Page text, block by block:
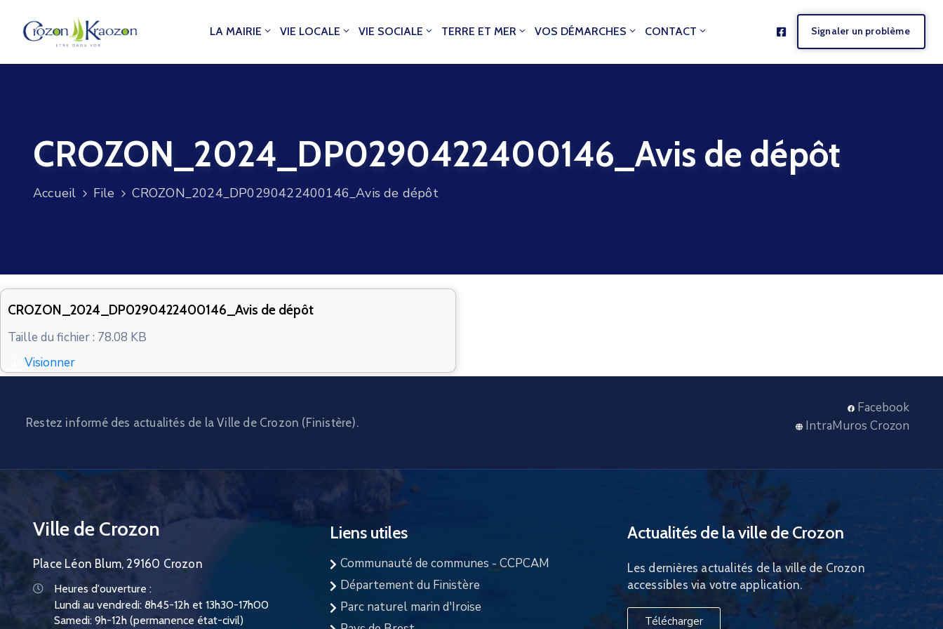
LA MAIRIE VIE LOCALE VIE SOCIALE TERRE ET MER VOS DÉMARCHES CONTACT Signaler un problème
CROZON_2024_DP0290422400146_Avis de dépôt
Accueil File CROZON_2024_DP0290422400146_Avis de dépôt
CROZON_2024_DP0290422400146_Avis de dépôt
Taille du fichier : 78.08 KB
Visionner
Restez informé des actualités de la Ville de Crozon (Finistère).
Facebook
IntraMuros Crozon
Ville de Crozon
Place Léon Blum, 29160 Crozon
Heures d'ouverture :
Lundi au vendredi: 8h45-12h et 13h30-17h00
Samedi: 9h-12h (permanence état-civil)
Liens utiles
Communauté de communes - CCPCAM
Département du Finistère
Parc naturel marin d'Iroise
Actualités de la ville de Crozon
Les dernières actualités de la ville de Crozon
accessibles via votre application.
Télécharger